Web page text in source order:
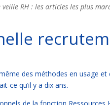
RH : les articles les plus
des méthodes en usage
ce qu’il y a dix ans.